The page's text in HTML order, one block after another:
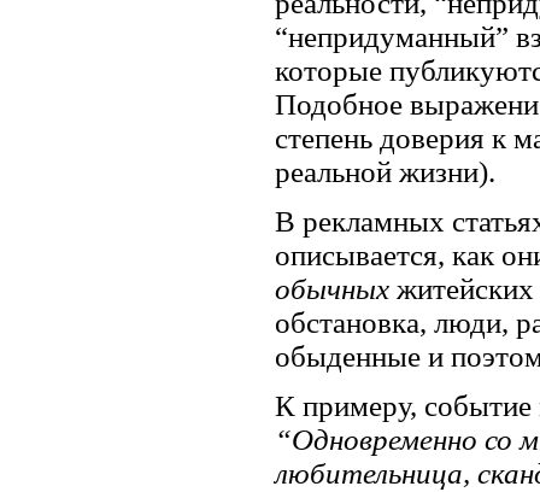
“непридуманный”
которые
Подобное
степень доверия к
реальной жизни).
В рекламных
описывается, как
обычных
обстановка, люди,
обыденные и
К примеру, событие
“Одновременно со
любительница,